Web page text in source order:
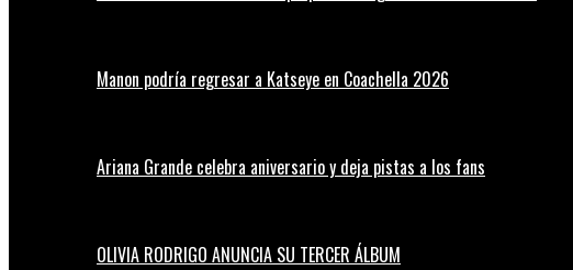
Manon podría regresar a Katseye en Coachella 2026
Ariana Grande celebra aniversario y deja pistas a los fans
OLIVIA RODRIGO ANUNCIA SU TERCER ÁLBUM